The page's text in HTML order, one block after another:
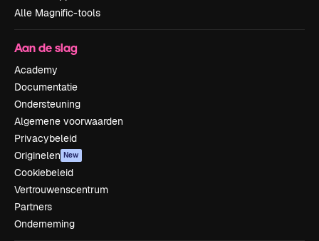
Alle Magnific-tools
Aan de slag
Academy
Documentatie
Ondersteuning
Algemene voorwaarden
Privacybeleid
Originelen New
Cookiebeleid
Vertrouwenscentrum
Partners
Onderneming